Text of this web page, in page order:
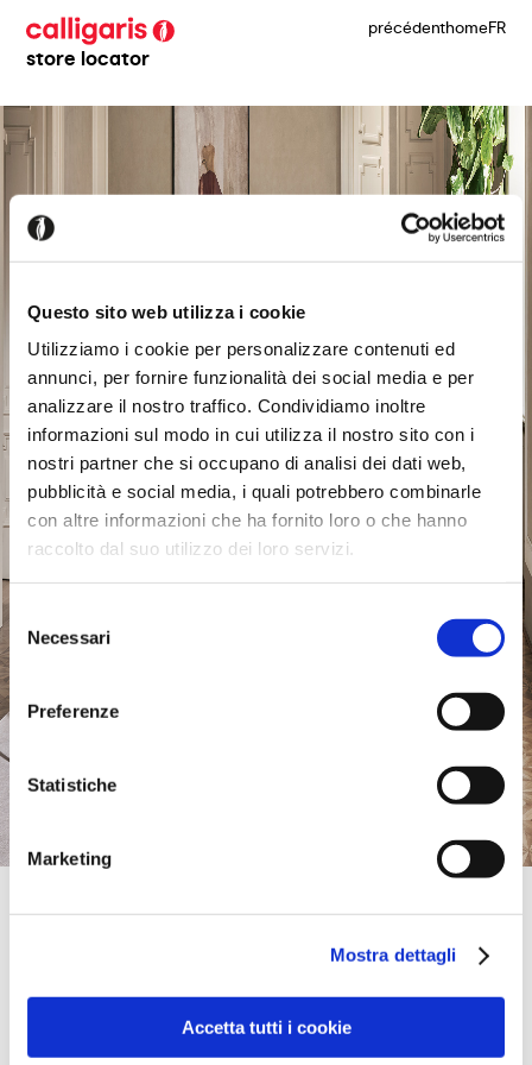
Questo sito web utilizza i cookie
Utilizziamo i cookie per personalizzare contenuti ed
annunci, per fornire funzionalità dei social media e per
analizzare il nostro traffico. Condividiamo inoltre
informazioni sul modo in cui utilizza il nostro sito con i
nostri partner che si occupano di analisi dei dati web,
pubblicità e social media, i quali potrebbero combinarle
con altre informazioni che ha fornito loro o che hanno
raccolto dal suo utilizzo dei loro servizi.
del
consenso
Necessari
Preferenze
Statistiche
Marketing
Mostra dettagli
Accetta tutti i cookie
store locator
précédenthomeFR
VIA ADAMELLO, 2/A,
+39 0382617884
info@suardi.com